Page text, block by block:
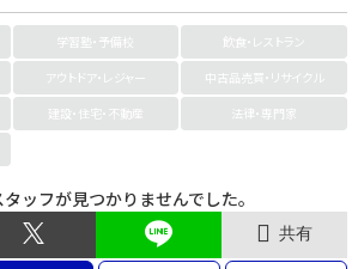
学習塾・予備校
飲食・レストラン
アウトドア・レジャー
中古品売買・リサイクル
建設・住宅・不動産
法律・専門家
ッフが見つかりませんでした。
共有